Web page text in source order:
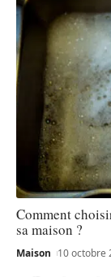
Comment
sa maison ?
Maison 10 octobre